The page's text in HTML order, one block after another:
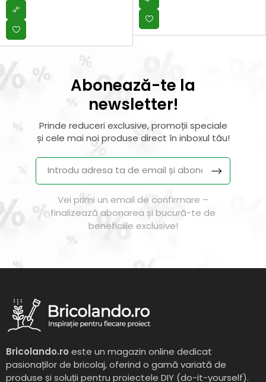
Abonează-te la
newsletter!
Prinde reduceri exclusive, promoții speciale
și cele mai noi produse direct în inboxul tău!
Vei primi un email de confirmare –
finalizează abonarea și bucură-te de
beneficiile exclusive!
Bricolando.ro este un magazin online dedicat
pasionaților de bricolaj, oferind o gamă variată de
produse și soluții pentru proiectele DIY (do-it-yourself).